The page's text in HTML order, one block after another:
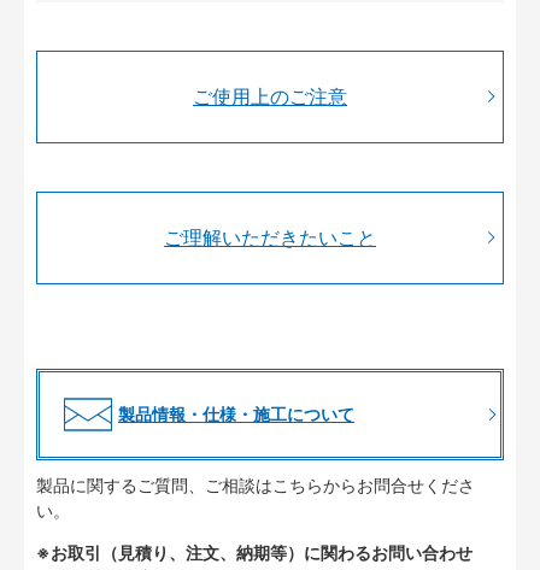
ご使用上のご注意
ご理解いただきたいこと
製品情報・仕様・施工について
製品に関するご質問、ご相談はこちらからお問合せくださ
い。
※お取引（見積り、注文、納期等）に関わるお問い合わせ